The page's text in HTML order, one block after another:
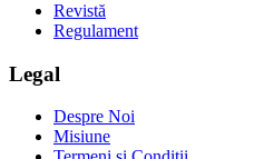
Revistă
Regulament
Legal
Despre Noi
Misiune